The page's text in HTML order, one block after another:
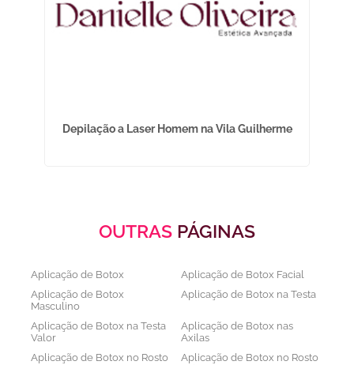
Depilação a Laser Homem na Vila Guilherme
OUTRAS PÁGINAS
Aplicação de Botox
Aplicação de Botox Facial
Aplicação de Botox
Masculino
Aplicação de Botox na Testa
Aplicação de Botox na Testa
Valor
Aplicação de Botox nas
Axilas
Aplicação de Botox no Rosto
Aplicação de Botox no Rosto